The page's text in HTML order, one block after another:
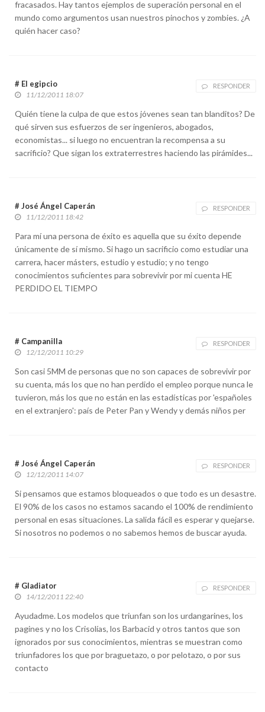
fracasados. Hay tantos ejemplos de superación personal en el
mundo como argumentos usan nuestros pinochos y zombies. ¿A
quién hacer caso?
# El egipcio RESPONDER
11/12/2011 18:07
Quién tiene la culpa de que estos jóvenes sean tan blanditos? De
qué sirven sus esfuerzos de ser ingenieros, abogados,
economistas... si luego no encuentran la recompensa a su
sacrificio? Que sigan los extraterrestres haciendo las pirámides...
# José Ángel Caperán RESPONDER
11/12/2011 18:42
Para mí una persona de éxito es aquella que su éxito depende
únicamente de sí mismo. Si hago un sacrificio como estudiar una
carrera, hacer másters, estudio y estudio; y no tengo
conocimientos suficientes para sobrevivir por mi cuenta HE
PERDIDO EL TIEMPO
# Campanilla RESPONDER
12/12/2011 10:29
Son casi 5MM de personas que no son capaces de sobrevivir por
su cuenta, más los que no han perdido el empleo porque nunca le
tuvieron, más los que no están en las estadísticas por 'españoles
en el extranjero': país de Peter Pan y Wendy y demás niños per
# José Ángel Caperán RESPONDER
12/12/2011 14:07
Si pensamos que estamos bloqueados o que todo es un desastre.
El 90% de los casos no estamos sacando el 100% de rendimiento
personal en esas situaciones. La salida fácil es esperar y quejarse.
Si nosotros no podemos o no sabemos hemos de buscar ayuda.
# Gladiator RESPONDER
14/12/2011 22:40
Ayudadme. Los modelos que triunfan son los urdangarines, los
pagines y no los Crisolías, los Barbacid y otros tantos que son
ignorados por sus conocimientos, mientras se muestran como
triunfadores los que por braguetazo, o por pelotazo, o por sus
contacto